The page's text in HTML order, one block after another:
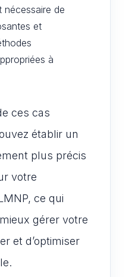
nécessaire de
et
à
ces cas
établir un
plus précis
votre
ce qui
gérer votre
et d’optimiser